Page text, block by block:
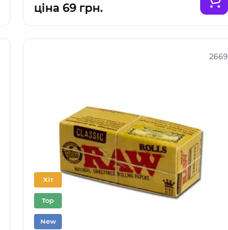
ціна 69 грн.
2669
Хіт
Top
New